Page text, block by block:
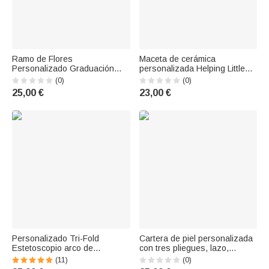
Ramo de Flores
Personalizado Graduación
Cap Caja de joyería de cuero
con nombre Regalo de
graduación portátil para ella
(0)
25,00 €
Maceta de cerámica
personalizada Helping Little
Minds Grow con nombre y
base de bambú en
agradecimiento a los
cole para
(0)
23,00 €
Personalizado Tri-Fold
Estetoscopio arco de
nacimiento Flor Bouquet
Cartera de cuero con el
(11)
Cartera de piel personalizada
con tres pliegues, lazo,
nombre y tarjetero en
agradecimiento a los
(0)